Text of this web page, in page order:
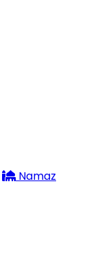
Namaz